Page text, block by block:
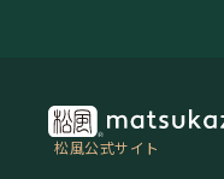
松風公式サイト